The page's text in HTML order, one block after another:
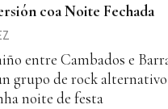
coa Noite Fechada
entre Cambados e
grupo de rock
noite de festa